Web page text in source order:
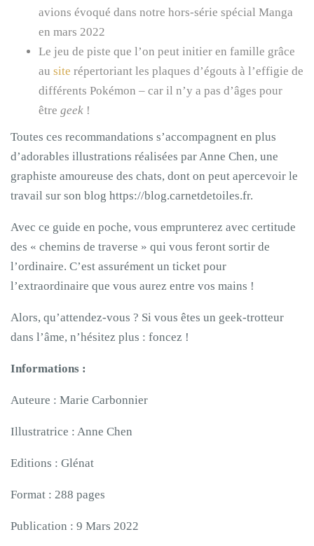
avions évoqué dans notre hors-série spécial Manga
en mars 2022
Le jeu de piste que l’on peut initier en famille grâce
au site répertoriant les plaques d’égouts à l’effigie de
différents Pokémon – car il n’y a pas d’âges pour
être geek !
Toutes ces recommandations s’accompagnent en plus
d’adorables illustrations réalisées par Anne Chen, une
graphiste amoureuse des chats, dont on peut apercevoir le
travail sur son blog https://blog.carnetdetoiles.fr.
Avec ce guide en poche, vous emprunterez avec certitude
des « chemins de traverse » qui vous feront sortir de
l’ordinaire. C’est assurément un ticket pour
l’extraordinaire que vous aurez entre vos mains !
Alors, qu’attendez-vous ? Si vous êtes un geek-trotteur
dans l’âme, n’hésitez plus : foncez !
Informations :
Auteure : Marie Carbonnier
Illustratrice : Anne Chen
Editions : Glénat
Format : 288 pages
Publication : 9 Mars 2022